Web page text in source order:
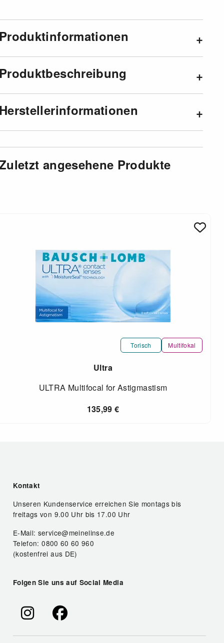
angesehene Produkte
Torisch Multifokal
Ultra
ULTRA Multifocal for Astigmastism
135,99€
Kontakt
Unseren Kundenservice erreichen Sie montags bis
freitags von 9.00 Uhr bis 17.00 Uhr
E-Mail: service@meinelinse.de
Telefon: 0800 60 60 960
(kostenfrei aus DE)
Folgen Sie uns auf Social Media